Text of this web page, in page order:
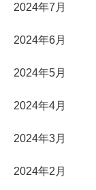
2024年7月
2024年6月
2024年5月
2024年4月
2024年3月
2024年2月